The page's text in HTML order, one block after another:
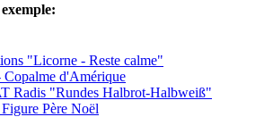
"Licorne - Reste calme"
Copalme d'Amérique
Radis "Rundes Halbrot-Halbweiß"
Père Noël